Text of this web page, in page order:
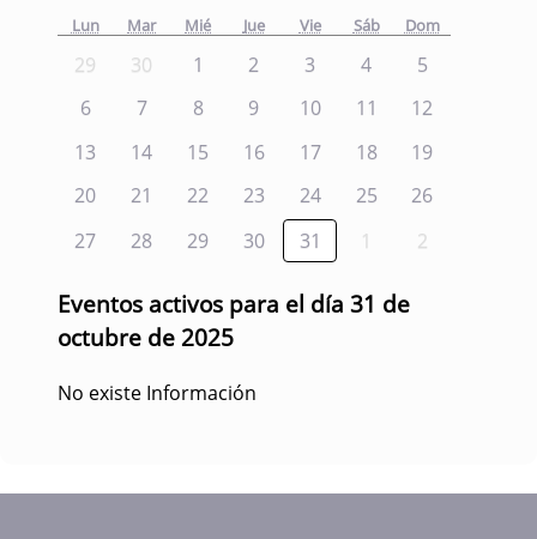
Lun Mar Mié Jue Vie Sáb Dom
29 30 1 2 3 4
5
6
7 8 9 10 11
12
13
14 15 16 17 18
19
20
21 22 23 24 25
26
27
28 29 30 31 1 2
Eventos activos para el día 31 de
octubre de 2025
No existe Información